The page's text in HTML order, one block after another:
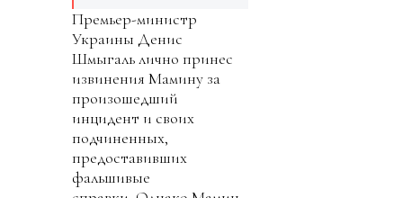
Премьер-министр
Украины Денис
Шмыгаль лично принес
извинения Мамину за
произошедший
инцидент и своих
подчиненных,
предоставивших
фальшивые